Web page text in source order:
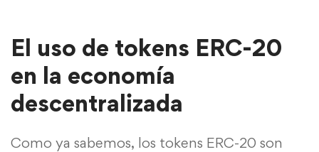
El uso de tokens ERC-20
en la economía
descentralizada
Como ya sabemos, los tokens ERC-20 son